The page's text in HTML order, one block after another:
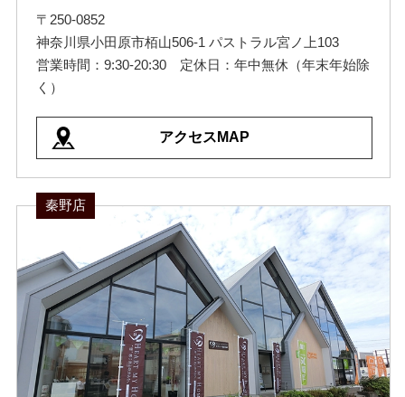
〒250-0852
神奈川県小田原市栢山506-1 パストラル宮ノ上103
営業時間：9:30-20:30 定休日：年中無休（年末年始除
く）
アクセスMAP
秦野店